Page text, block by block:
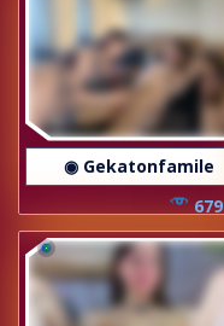
◉ Gekatonfamile
679